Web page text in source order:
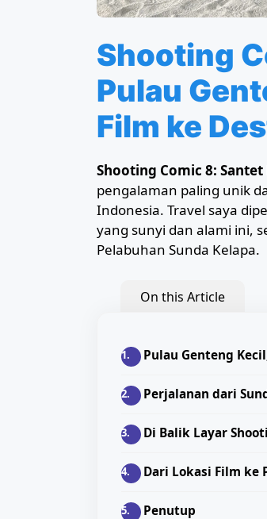
Shooting
Pulau
Film ke
Shooting Comic 8:
pengalaman paling unik
Indonesia. Travel saya
yang sunyi dan alami ini,
Pelabuhan Sunda Kelapa.
On this Article
Pulau Genteng
Perjalanan dari
Di Balik Layar
Dari Lokasi Film ke
Penutup